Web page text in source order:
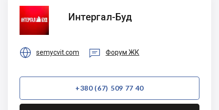
Интергал-
Буд
Интергал-Буд
 semycvit.com  Форум ЖК
+380 (67) 509 77 40